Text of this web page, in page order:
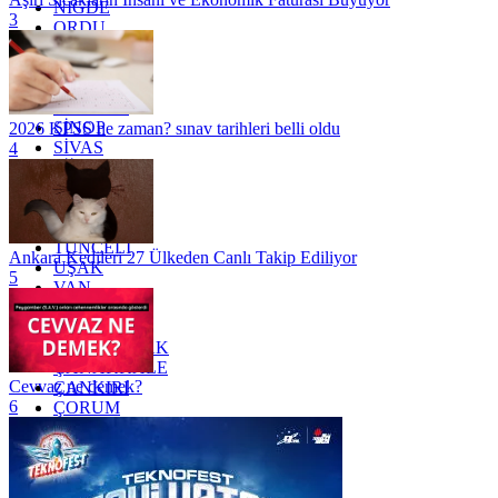
NİĞDE
ORDU
OSMANİYE
RİZE
SAKARYA
SAMSUN
SİNOP
SİVAS
SİİRT
TEKİRDAĞ
TOKAT
TRABZON
TUNCELİ
UŞAK
VAN
YALOVA
YOZGAT
ZONGULDAK
ÇANAKKALE
ÇANKIRI
ÇORUM
İSTANBUL
İZMİR
ŞANLIURFA
ŞIRNAK
3
2026 KPSS ne zaman? sınav tarihleri belli oldu
4
Ankara Kedileri 27 Ülkeden Canlı Takip Ediliyor
5
Cevvaz ne demek?
6